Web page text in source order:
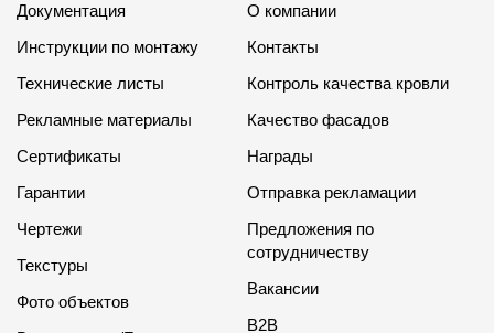
Документация
Инструкции по монтажу
Технические листы
Рекламные материалы
Сертификаты
Гарантии
Чертежи
Текстуры
Фото объектов
О компании
Контакты
Контроль качества кровли
Качество фасадов
Награды
Отправка рекламации
Предложения по
сотрудничеству
Вакансии
B2B